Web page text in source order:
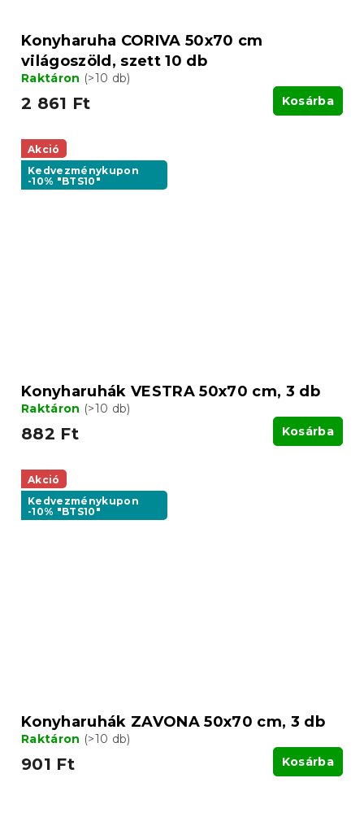
Konyharuha CORIVA 50x70 cm
világoszöld, szett 10 db
Raktáron (>10 db)
2 861 Ft Kosárba
Akció
Kedvezménykupon
-10% "BTS10"
Konyharuhák VESTRA 50x70 cm, 3 db
Raktáron (>10 db)
882 Ft Kosárba
Akció
Kedvezménykupon
-10% "BTS10"
Konyharuhák ZAVONA 50x70 cm, 3 db
Raktáron (>10 db)
901 Ft Kosárba